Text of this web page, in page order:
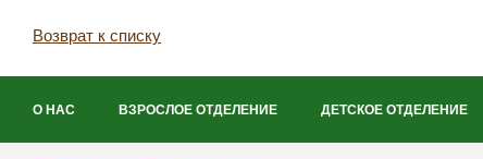
Возврат к списку
О НАС ВЗРОСЛОЕ ОТДЕЛЕНИЕ ДЕТСКОЕ ОТДЕЛЕНИЕ